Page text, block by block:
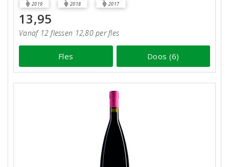
2019 2018 2017
13,95
Vanaf 12 flessen 12,80 per fles
Fles Doos (6)